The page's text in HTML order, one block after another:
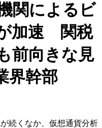
関によるビ
加速 関税
前向きな見
界幹部
続くなか、仮想通貨分析